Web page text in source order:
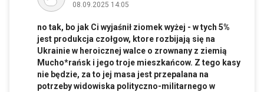
08.09.2025 14:05
no tak, bo jak Ci wyjaśnił ziomek wyżej - w tych 5%
jest produkcja czołgow, ktore rozbijają się na
Ukrainie w heroicznej walce o zrownany z ziemią
Mucho*rańsk i jego troje mieszkańcow. Z tego kasy
nie będzie, za to jej masa jest przepalana na
potrzeby widowiska polityczno-militarnego w